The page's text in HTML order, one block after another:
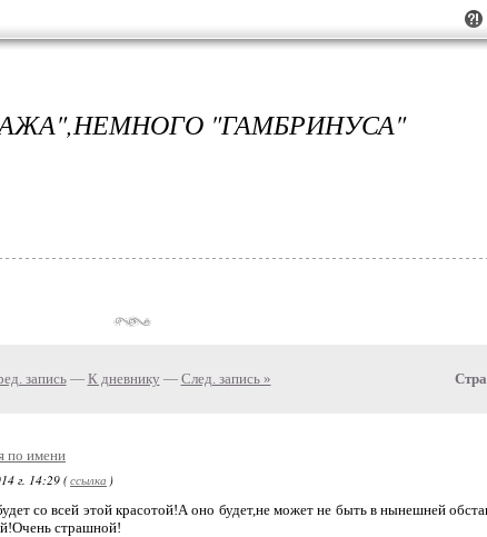
"ГАМБРИНУСА"
запись— К дневнику — След. запись »
по имени
г. 14:29 (ссылка )
со всей этой красотой!А оно будет,не может не быть в нынешней
страшной!